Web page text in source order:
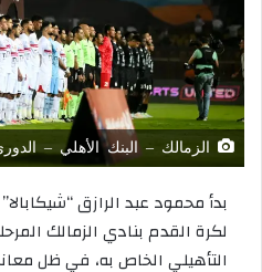
الزمالك – البنك الأهلي –
بدأ محمود عبد الرازق
لكرة القدم بنادي الزمالك
التأهيلي الخاص به، في ظل